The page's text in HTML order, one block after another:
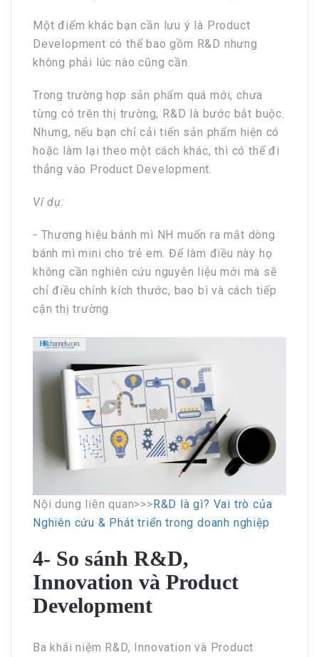
Một điểm khác bạn cần lưu ý là Product
Development có thể bao gồm R&D nhưng
không phải lúc nào cũng cần.
Trong trường hợp sản phẩm quá mới, chưa
từng có trên thị trường, R&D là bước bắt buộc.
Nhưng, nếu bạn chỉ cải tiến sản phẩm hiện có
hoặc làm lại theo một cách khác, thì có thể đi
thẳng vào Product Development.
Ví dụ:
- Thương hiệu bánh mì NH muốn ra mắt dòng
bánh mì mini cho trẻ em. Để làm điều này họ
không cần nghiên cứu nguyên liệu mới mà sẽ
chỉ điều chỉnh kích thước, bao bì và cách tiếp
cận thị trường.
Nội dung liên quan>>>R&D là gì? Vai trò của
Nghiên cứu & Phát triển trong doanh nghiệp
4- So sánh R&D,
Innovation và Product
Development
Ba khái niệm R&D, Innovation và Product